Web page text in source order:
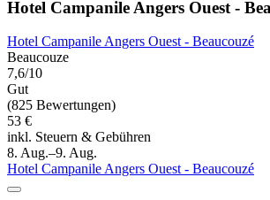
Hotel Campanile Angers Ouest -
Hotel Campanile Angers Ouest - Beaucouzé
Beaucouze
7,6/10
Gut
(825 Bewertungen)
53 €
inkl. Steuern & Gebühren
8. Aug.–9. Aug.
Hotel Campanile Angers Ouest - Beaucouzé